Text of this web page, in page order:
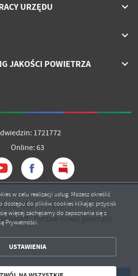
URZĘDU
JAKOŚCI POWIETRZA
1721772
Online: 63
by mrozy.pl
- Portale nowej generacji
w celu realizacji usług. Możesz określić
dostępu do plików cookies klikając przycisk
więcej zachęcamy do zapoznania się z
Prywatności.
USTAWIENIA
ZAPISZ WYBRANE
NA WSZYSTKIE